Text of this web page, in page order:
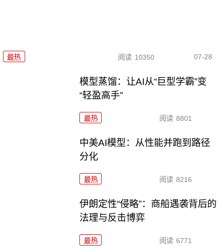
最热 阅读 10350 07-28
模型蒸馏：让AI从“巨型学霸”变
“轻盈高手”
最热 阅读 8801
中美AI模型：从性能并跑到路径
分化
最热 阅读 8216
伊朗定性“侵略”：商船遇袭背后的
法理与反击博弈
最热 阅读 6771